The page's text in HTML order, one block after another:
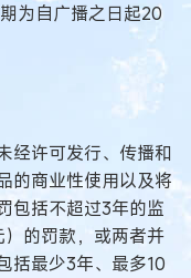
为自广播之日起20
经许可发行、传播和
的商业性使用以及将
包括不超过3年的监
的罚款，或两者并
括最少3年、最多10